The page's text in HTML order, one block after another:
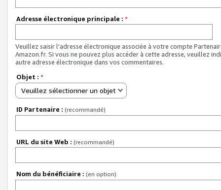
Adresse électronique principale : *
Veuillez saisir l'adresse électronique associée à votre compte
Amazon.fr. Si vous ne pouvez plus accéder à cette adresse, veuillez
autre adresse électronique dans vos commentaires.
Objet : *
Veuillez sélectionner un objet
ID Partenaire : (recommandé)
URL du site Web : (recommandé)
Nom du bénéficiaire : (en option)